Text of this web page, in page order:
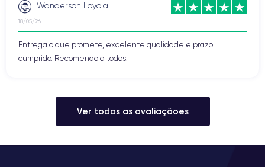
Wanderson Loyola
18/05/26
Entrega o que promete, excelente qualidade e prazo
cumprido. Recomendo a todos.
Ver todas as avaliaçãoes